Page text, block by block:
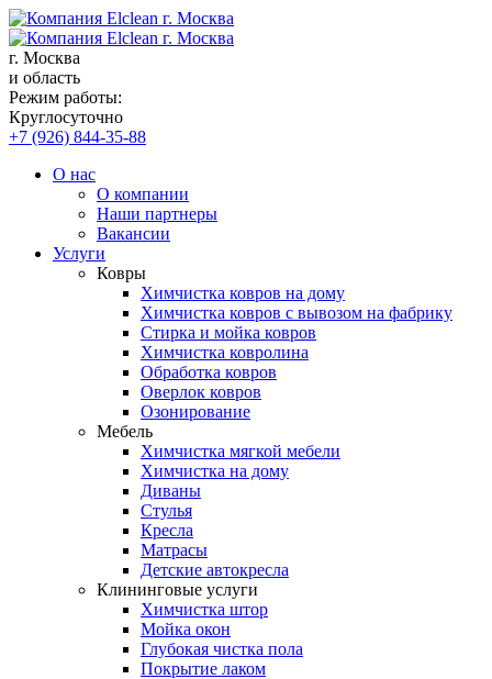
г. Москва
и область
Режим работы:
Круглосуточно
+7 (926) 844-35-88
О нас
О компании
Наши партнеры
Вакансии
Услуги
Ковры
Химчистка ковров на дому
Химчистка ковров с вывозом на фабрику
Стирка и мойка ковров
Химчистка ковролина
Обработка ковров
Оверлок ковров
Озонирование
Мебель
Химчистка мягкой мебели
Химчистка на дому
Диваны
Стулья
Кресла
Матрасы
Детские автокресла
Клининговые услуги
Химчистка штор
Мойка окон
Глубокая чистка пола
Покрытие лаком